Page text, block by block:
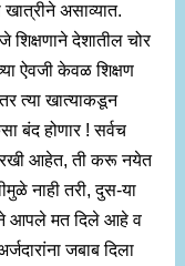
असाव्यात.
देशातील चोर
ऐवजी केवळ शिक्षण
त्या खात्याकडून
बंद होणार ! सर्वच
आहेत, ती करू नयेत
नाही तरी, दुस-या
आपले मत दिले आहे व
जबाब दिला